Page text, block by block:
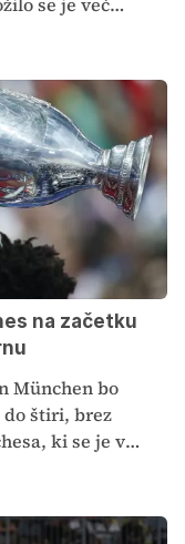
na začetku
München bo
štiri, brez
ki se je v
prvenstvu.